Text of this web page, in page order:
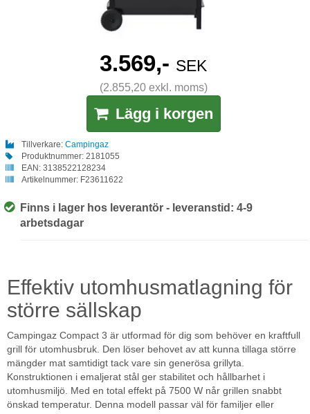
3.569,- SEK
(2.855,20 exkl. moms)
Lägg i korgen
Tillverkare: Campingaz
Produktnummer: 2181055
EAN: 3138522128234
Artikelnummer: F23611622
Finns i lager hos leverantör - leveranstid: 4-9
arbetsdagar
Effektiv utomhusmatlagning för
större sällskap
Campingaz Compact 3 är utformad för dig som behöver en kraftfull
grill för utomhusbruk. Den löser behovet av att kunna tillaga större
mängder mat samtidigt tack vare sin generösa grillyta.
Konstruktionen i emaljerat stål ger stabilitet och hållbarhet i
utomhusmiljö. Med en total effekt på 7500 W når grillen snabbt
önskad temperatur. Denna modell passar väl för familjer eller